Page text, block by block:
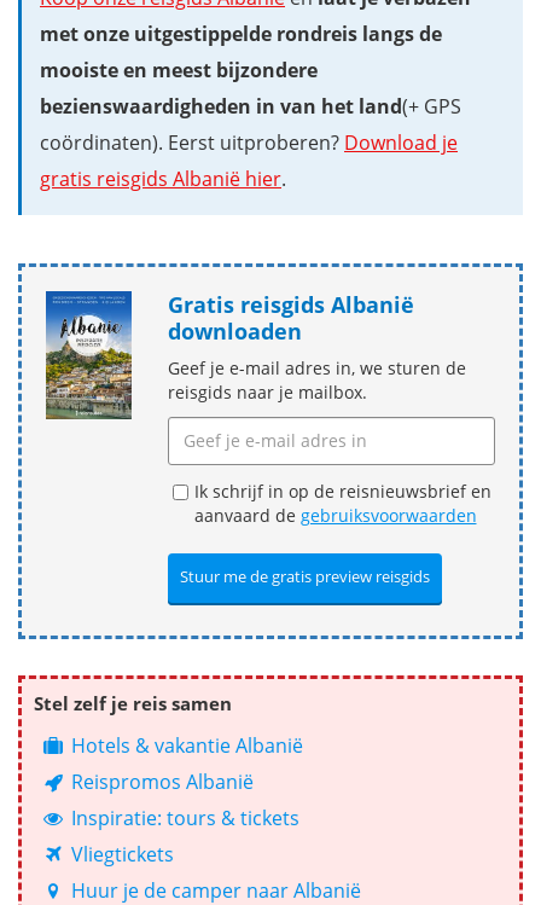
met onze uitgestippelde rondreis langs de
mooiste en meest bijzondere
bezienswaardigheden in van het land(+ GPS
coördinaten). Eerst uitproberen? Download je
gratis reisgids Albanië hier.
Gratis reisgids Albanië
downloaden
Geef je e-mail adres in, we sturen de
reisgids naar je mailbox.
Ik schrijf in op de reisnieuwsbrief en
aanvaard de gebruiksvoorwaarden
Stel zelf je reis samen
Hotels & vakantie Albanië
Reispromos Albanië
Inspiratie: tours & tickets
Vliegtickets
Huur je de camper naar Albanië